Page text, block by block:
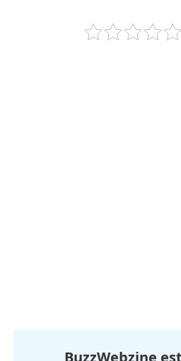
BuzzWebzine